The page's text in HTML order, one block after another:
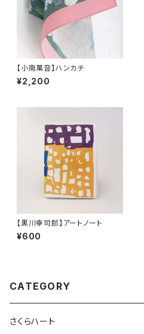
【小南菓音】ハンカチ
¥2,200
【黒川幸司郎】アートノート
¥600
CATEGORY
さくらハート